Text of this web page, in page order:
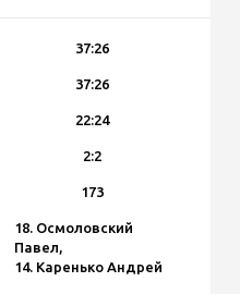
37:26
37:26
22:24
2:2
173
18. Осмоловский
Павел,
14. Каренько Андрей